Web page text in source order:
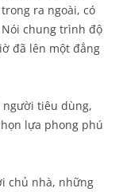
ra ngoài, có
chung trình độ
đã lên một đẳng
tiêu dùng,
lựa phong phú
chủ nhà, những